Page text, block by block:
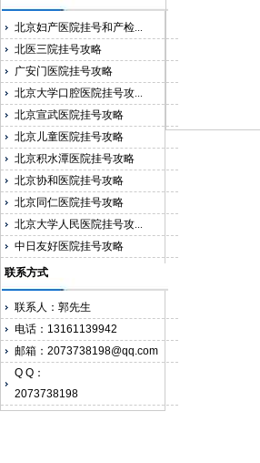
北京妇产医院挂号和产检...
北医三院挂号攻略
广安门医院挂号攻略
北京大学口腔医院挂号攻...
北京宣武医院挂号攻略
北京儿童医院挂号攻略
北京积水潭医院挂号攻略
北京协和医院挂号攻略
北京同仁医院挂号攻略
北京大学人民医院挂号攻...
中日友好医院挂号攻略
联系方式
联系人：郭先生
电话：13161139942
邮箱：2073738198@qq.com
Q Q：
2073738198